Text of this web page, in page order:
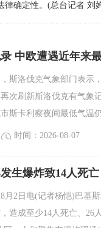
确定性。(总台记者 刘
中欧遭遇近年来
洛伐克气象部门表示
再次刷新斯洛伐克有气
斯卡利察夜间最低气温
时间：2026-08-07
生爆炸致14人死亡
2日电(记者杨恺)巴基斯
，造成至少14人死亡、